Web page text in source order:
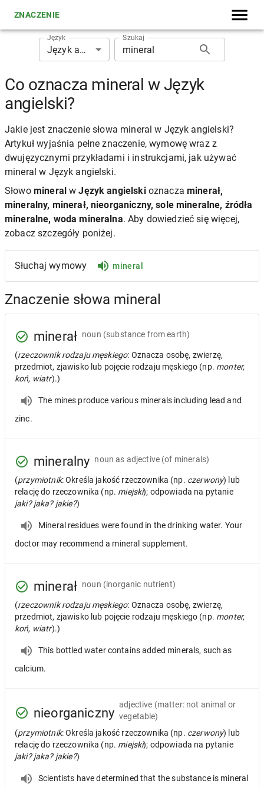
ZNACZENIE
Język
Język angielski
Szukaj
Co oznacza mineral w Język
angielski?
Jakie jest znaczenie słowa mineral w Język angielski?
Artykuł wyjaśnia pełne znaczenie, wymowę wraz z
dwujęzycznymi przykładami i instrukcjami, jak używać
mineral w Język angielski.
Słowo mineralwJęzyk angielskioznaczaminerał,
mineralny, minerał, nieorganiczny, sole mineralne, źródła
mineralne, woda mineralna. Aby dowiedzieć się więcej,
zobacz szczegóły poniżej.
Słuchaj wymowy mineral
Znaczenie słowa mineral
minerał noun (substance from earth)
(rzeczownik rodzaju męskiego: Oznacza osobę, zwierzę,
przedmiot, zjawisko lub pojęcie rodzaju męskiego (np. monter,
koń, wiatr).)
The mines produce various minerals including lead and
zinc.
mineralny noun as adjective (of minerals)
(przymiotnik: Określa jakość rzeczownika (np. czerwony) lub
relację do rzeczownika (np. miejski); odpowiada na pytanie
jaki? jaka? jakie?)
Mineral residues were found in the drinking water. Your
doctor may recommend a mineral supplement.
minerał noun (inorganic nutrient)
(rzeczownik rodzaju męskiego: Oznacza osobę, zwierzę,
przedmiot, zjawisko lub pojęcie rodzaju męskiego (np. monter,
koń, wiatr).)
This bottled water contains added minerals, such as
calcium.
nieorganiczny
adjective (matter: not animal or
vegetable)
(przymiotnik: Określa jakość rzeczownika (np. czerwony) lub
relację do rzeczownika (np. miejski); odpowiada na pytanie
jaki? jaka? jakie?)
Scientists have determined that the substance is mineral